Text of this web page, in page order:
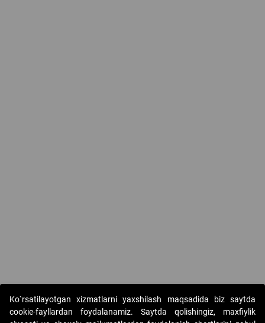
Ko`rsatilayotgan xizmatlarni yaxshilash maqsadida biz saytda
cookie-fayllardan foydalanamiz. Saytda qolishingiz, maxfiylik